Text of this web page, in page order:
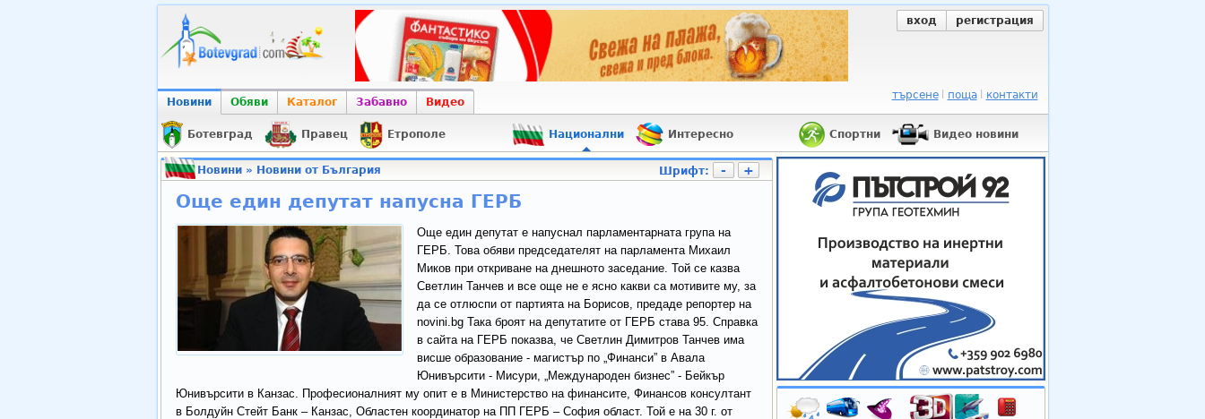
вход регистрация
Новини Обяви Каталог Забавно Видео
търсене поща контакти
Ботевград Правец Етрополе Национални Интересно Спортни Видео новини
Новини» Новини от България Шрифт: - +
Още един депутат напусна ГЕРБ
Още един депутат е напуснал парламентарната група на
ГЕРБ. Това обяви председателят на парламента Михаил
Миков при откриване на днешното заседание. Той се казва
Светлин Танчев и все още не е ясно какви са мотивите му, за
да се отлюспи от партията на Борисов, предаде репортер на
novini.bg Така броят на депутатите от ГЕРБ става 95. Справка
в сайта на ГЕРБ показва, че Светлин Димитров Танчев има
висше образование - магистър по „Финанси” в Авала
Юнивърсити - Мисури, „Международен бизнес” - Бейкър
Юнивърсити в Канзас. Професионалният му опит е в Министерство на финансите, Финансов консултант
в Болдуйн Стейт Банк – Канзас, Областен координатор на ПП ГЕРБ – София област. Той е на 30 г. от